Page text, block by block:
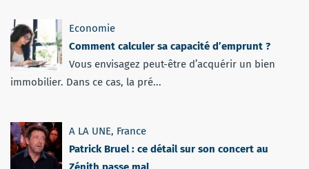
Economie
Comment calculer sa capacité d’emprunt ?
Vous envisagez peut-être d’acquérir un bien
immobilier. Dans ce cas, la pré...
A LA UNE, France
Patrick Bruel : ce détail sur son concert au